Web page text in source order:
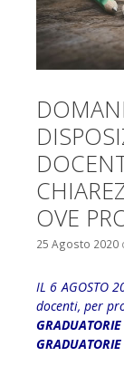
OVE
25 Agosto 2020
IL 6 AGOSTO
docenti, per